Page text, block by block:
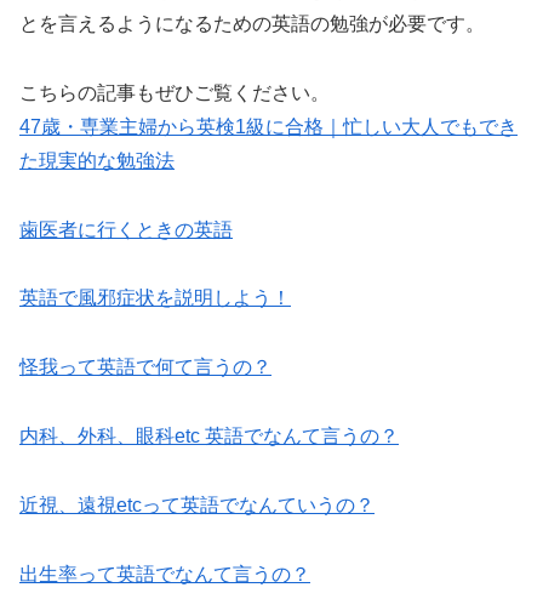
とを言えるようになるための英語の勉強が必要です。
こちらの記事もぜひご覧ください。
47歳・専業主婦から英検1級に合格｜忙しい大人でもでき
た現実的な勉強法
歯医者に行くときの英語
英語で風邪症状を説明しよう！
怪我って英語で何て言うの？
内科、外科、眼科etc 英語でなんて言うの？
近視、遠視etcって英語でなんていうの？
出生率って英語でなんて言うの？